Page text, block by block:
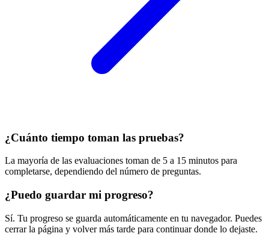
¿Cuánto tiempo toman las pruebas?
La mayoría de las evaluaciones toman de 5 a 15 minutos para
completarse, dependiendo del número de preguntas.
¿Puedo guardar mi progreso?
Sí. Tu progreso se guarda automáticamente en tu navegador. Puedes
cerrar la página y volver más tarde para continuar donde lo dejaste.